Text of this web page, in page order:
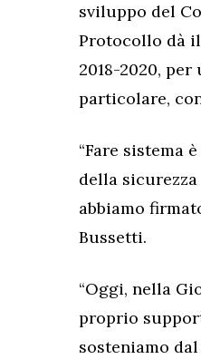
sviluppo del
Protocollo dà
2018-2020,
particolare,
“Fare sistema
della
abbiamo
Bussetti.
“Oggi, nella
proprio
sosteniamo